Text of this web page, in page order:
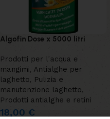
Algofin Dose x 5000 litri
Prodotti per l'acqua e
mangimi, Antialghe per
laghetto, Pulizia e
manutenzione laghetto,
Prodotti antialghe e retini
18,00 €